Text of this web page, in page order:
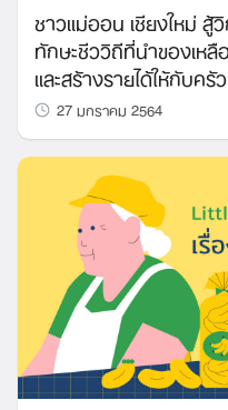
ชาวแม่ออน เชียงใหม่ สู้
ทักษะชีววิถีที่นำของเห
และสร้างรายได้ให้กับครั
27 มกราคม 2564